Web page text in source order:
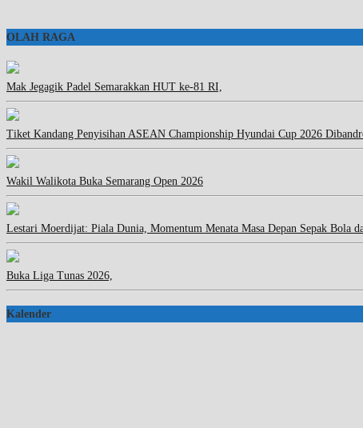
OLAH RAGA
Mak Jegagik Padel Semarakkan HUT ke-81 RI,
Tiket Kandang Penyisihan ASEAN Championship Hyundai Cup 2026
Wakil Walikota Buka Semarang Open 2026
Lestari Moerdijat: Piala Dunia, Momentum Menata Masa Depan Sepak Bola
Buka Liga Tunas 2026,
Kalender